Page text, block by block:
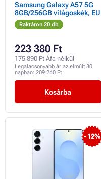
Samsung Galaxy A57 5G
8GB/256GB világoskék, EU
Raktáron 20 db
223 380 Ft
175 890 Ft Áfa nélkül
Legalacsonyabb ár az elmúlt 30
napban: 209 240 Ft
Kosárba
- 12%